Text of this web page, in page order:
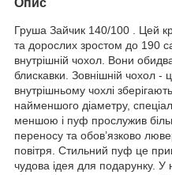
Груша Зайчик 140/100 . Цей
та дорослих зростом до 190
внутрішній чохол. Вони
блискавки. Зовнішній чохол -
внутрішньому чохлі
найменшого діаметру,
меншою і пуф прослужив
переносу та обов’язково
повітря. Стильний пуф це
чудова ідея для подарунку. У